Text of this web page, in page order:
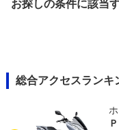
お探しの条件に該当
総合アクセスランキ